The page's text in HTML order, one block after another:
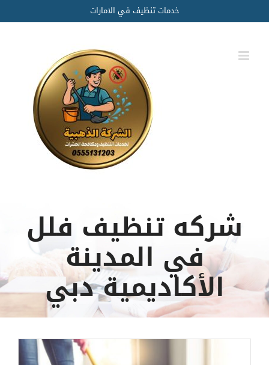
to
content
خدمات تنظيف في الامارات
شركه تنظيف فلل
في المدينة
الأكاديمية دبي